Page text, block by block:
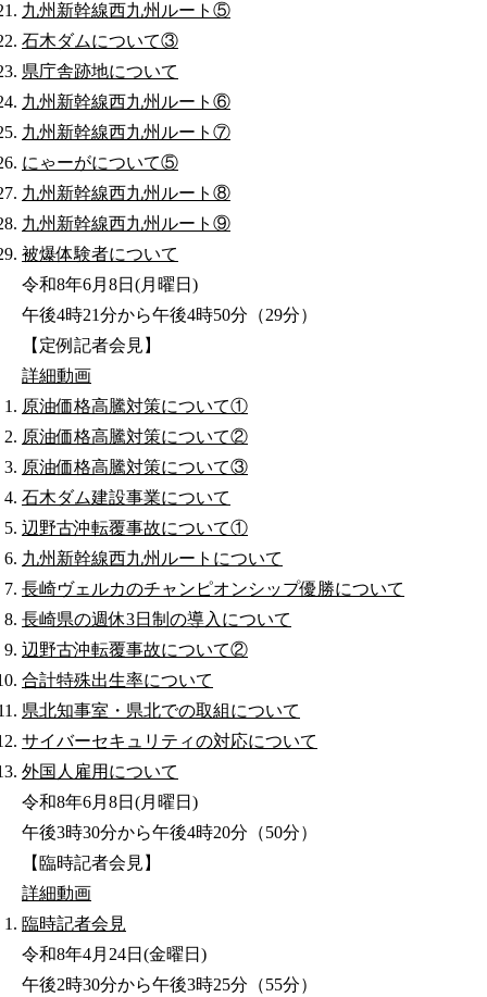
九州新幹線西九州ルート⑤
石木ダムについて③
県庁舎跡地について
九州新幹線西九州ルート⑥
九州新幹線西九州ルート⑦
にゃーがについて⑤
九州新幹線西九州ルート⑧
九州新幹線西九州ルート⑨
被爆体験者について
令和8年6月8日(月曜日)
午後4時21分から午後4時50分（29分）
【定例記者会見】
詳細動画
原油価格高騰対策について①
原油価格高騰対策について②
原油価格高騰対策について③
石木ダム建設事業について
辺野古沖転覆事故について①
九州新幹線西九州ルートについて
長崎ヴェルカのチャンピオンシップ優勝について
長崎県の週休3日制の導入について
辺野古沖転覆事故について②
合計特殊出生率について
県北知事室・県北での取組について
サイバーセキュリティの対応について
外国人雇用について
令和8年6月8日(月曜日)
午後3時30分から午後4時20分（50分）
【臨時記者会見】
詳細動画
臨時記者会見
令和8年4月24日(金曜日)
午後2時30分から午後3時25分（55分）